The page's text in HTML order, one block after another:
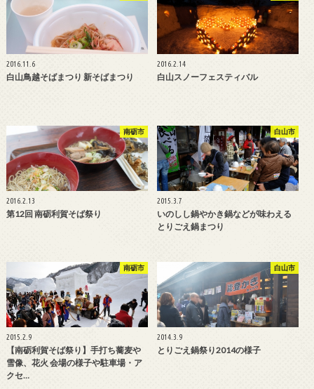
2016.11.6
白山鳥越そばまつり 新そばまつり
2016.2.14
白山スノーフェスティバル
南砺市
2016.2.13
第12回 南砺利賀そば祭り
白山市
2015.3.7
いのしし鍋やかき鍋などが味わえる
とりごえ鍋まつり
南砺市
2015.2.9
【南砺利賀そば祭り】手打ち蕎麦や
雪像、花火 会場の様子や駐車場・ア
クセ…
白山市
2014.3.9
とりごえ鍋祭り2014の様子